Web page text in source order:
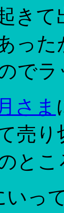
き
った
でラ
さま
売り
とこ
いっ